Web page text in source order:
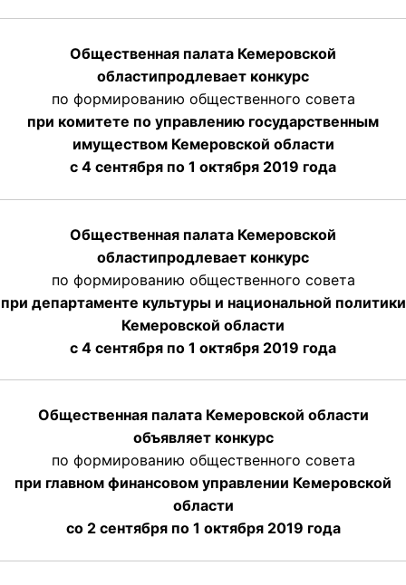
Общественная палата Кемеровской
областипродлевает конкурс
по формированию общественного совета
при комитете по управлению государственным
имуществом Кемеровской области
с 4 сентября по 1 октября 2019 года
Общественная палата Кемеровской
областипродлевает конкурс
по формированию общественного совета
при департаменте культуры и национальной политики
Кемеровской области
с 4 сентября по 1 октября 2019 года
Общественная палата Кемеровской области
объявляет конкурс
по формированию общественного совета
при главном финансовом управлении Кемеровской
области
со 2 сентября по 1 октября 2019 года